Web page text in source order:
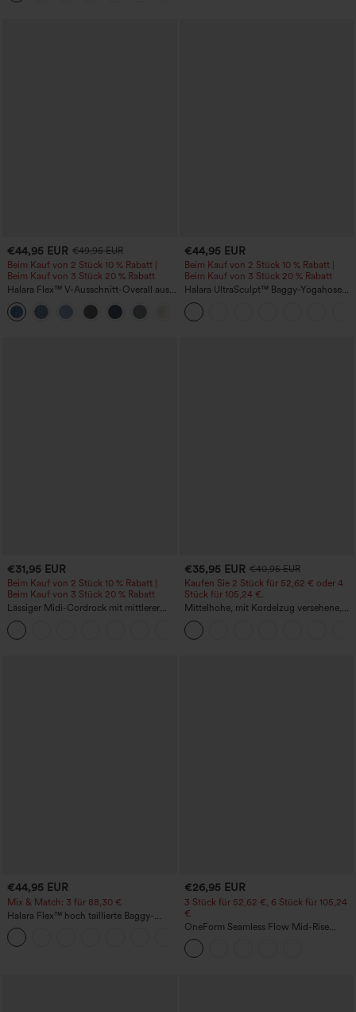
€44,95 EUR €49,95 EUR
Beim Kauf von 2 Stück 10 % Rabatt |
Beim Kauf von 3 Stück 20 % Rabatt
Halara Flex™ V-Ausschnitt-Overall aus
gewaschenem Denim mit Taschen –
lässig
€44,95 EUR
Beim Kauf von 2 Stück 10 % Rabatt |
Beim Kauf von 3 Stück 20 % Rabatt
Halara UltraSculpt™ Baggy-Yogahose
mit hohem Bund, Bauchkontrolle,
Color-Block-Streifen und Taschen
€31,95 EUR
Beim Kauf von 2 Stück 10 % Rabatt |
Beim Kauf von 3 Stück 20 % Rabatt
Lässiger Midi-Cordrock mit mittlerer
Bundhöhe und vorderseitiger
Klapptasche
€35,95 EUR €40,95 EUR
Kaufen Sie 2 Stück für 52,62 € oder 4
Stück für 105,24 €.
Mittelhohe, mit Kordelzug versehene,
schnelltrocknende Golfhose mit schmal
zulaufendem Schnitt, abgerundetem
Saum und Taschen – UPF 40+
€44,95 EUR
Mix & Match: 3 für 88,30 €
Halara Flex™ hoch taillierte Baggy-
Jeans mit Taschen, weitem Bein,
stonewashed, lässig
€26,95 EUR
3 Stück für 52,62 €, 6 Stück für 105,24
€
OneForm Seamless Flow Mid-Rise
Yoga-Leggings - mittelhoher Bund,
bauchformend und mit Po-Lifting-
Effekt